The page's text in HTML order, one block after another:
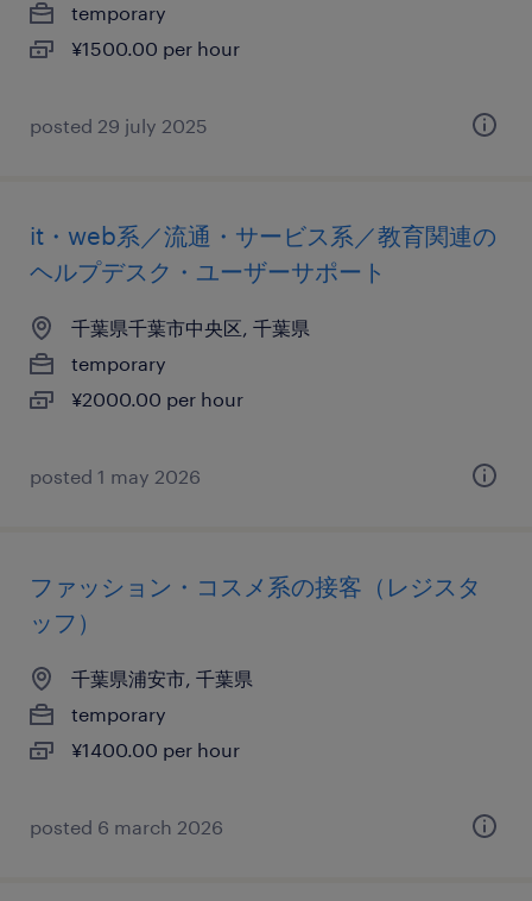
temporary
¥1500.00 per hour
posted 29 july 2025
it・web系／流通・サービス系／教育関連の
ヘルプデスク・ユーザーサポート
千葉県千葉市中央区, 千葉県
temporary
¥2000.00 per hour
posted 1 may 2026
ファッション・コスメ系の接客（レジスタ
ッフ）
千葉県浦安市, 千葉県
temporary
¥1400.00 per hour
posted 6 march 2026